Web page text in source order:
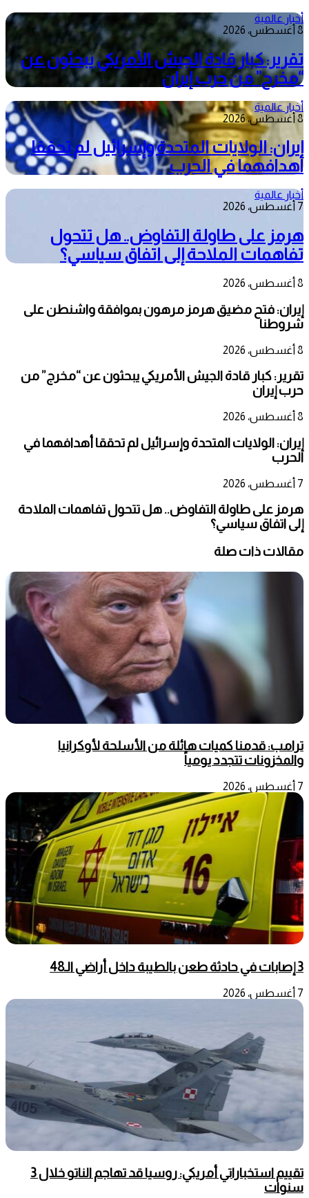
أخبار عالمية
8 أغسطس، 2026
تقرير: كبار قادة الجيش الأمريكي يبحثون عن
“مخرج” من حرب إيران
أخبار عالمية
8 أغسطس، 2026
إيران: الولايات المتحدة وإسرائيل لم تحققا
أهدافهما في الحرب
أخبار عالمية
7 أغسطس، 2026
هرمز على طاولة التفاوض.. هل تتحول
تفاهمات الملاحة إلى اتفاق سياسي؟
8 أغسطس، 2026
إيران: فتح مضيق هرمز مرهون بموافقة واشنطن على
شروطنا
8 أغسطس، 2026
تقرير: كبار قادة الجيش الأمريكي يبحثون عن “مخرج” من
حرب إيران
8 أغسطس، 2026
إيران: الولايات المتحدة وإسرائيل لم تحققا أهدافهما في
الحرب
7 أغسطس، 2026
هرمز على طاولة التفاوض.. هل تتحول تفاهمات الملاحة
إلى اتفاق سياسي؟
مقالات ذات صلة
ترامب: قدمنا كميات هائلة من الأسلحة لأوكرانيا
والمخزونات تتجدد يومياً
7 أغسطس، 2026
3 إصابات في حادثة طعن بالطيبة داخل أراضي الـ48
7 أغسطس، 2026
تقييم استخباراتي أمريكي: روسيا قد تهاجم الناتو خلال 3
سنوات